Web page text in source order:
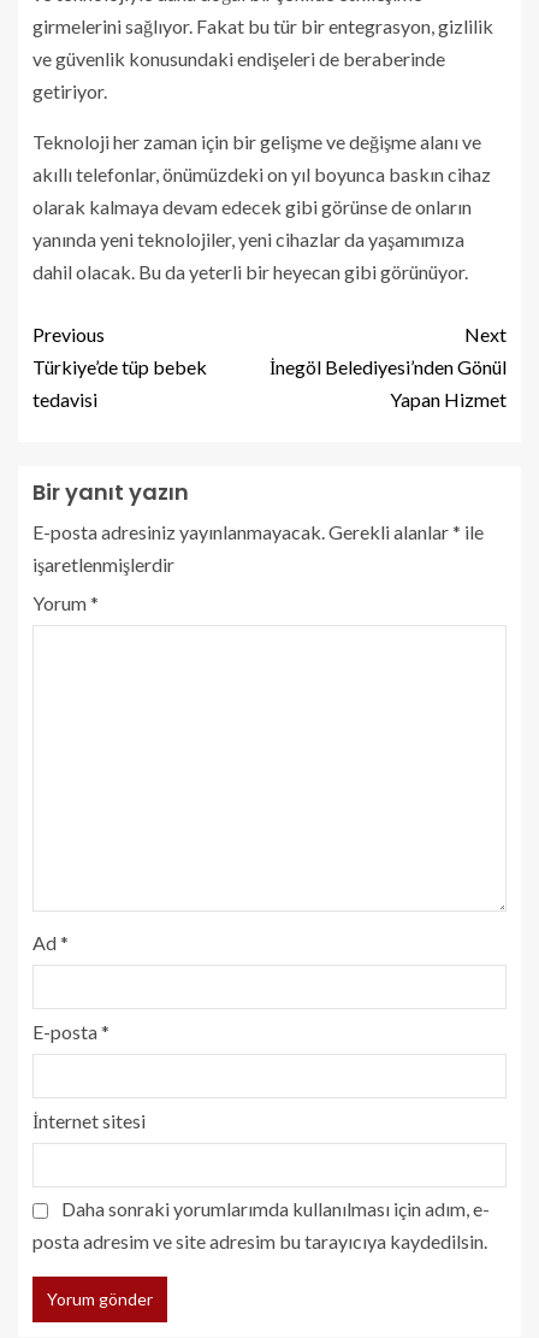
girmelerini sağlıyor. Fakat bu tür bir entegrasyon, gizlilik
ve güvenlik konusundaki endişeleri de beraberinde
getiriyor.
Teknoloji her zaman için bir gelişme ve değişme alanı ve
akıllı telefonlar, önümüzdeki on yıl boyunca baskın cihaz
olarak kalmaya devam edecek gibi görünse de onların
yanında yeni teknolojiler, yeni cihazlar da yaşamımıza
dahil olacak. Bu da yeterli bir heyecan gibi görünüyor.
Previous
Türkiye’de tüp bebek
tedavisi
Next
İnegöl Belediyesi’nden Gönül
Yapan Hizmet
Bir yanıt yazın
E-posta adresiniz yayınlanmayacak. Gerekli alanlar* ile
işaretlenmişlerdir
Yorum*
Ad*
E-posta*
İnternet sitesi
Daha sonraki yorumlarımda kullanılması için adım, e-
posta adresim ve site adresim bu tarayıcıya kaydedilsin.